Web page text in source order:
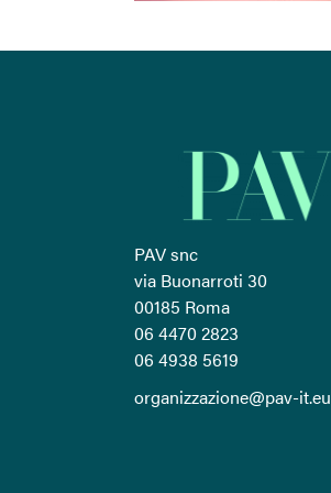
PAV snc
via Buonarroti 30
00185 Roma
06 4470 2823
06 4938 5619
organizzazione@pav-it.eu